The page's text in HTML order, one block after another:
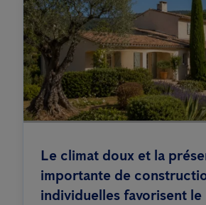
Le climat doux et la
importante de
individuelles favorisent le